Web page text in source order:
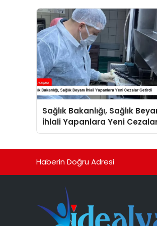
Fırsatları Bir Arada
Sağlık Bakanlığı, Sağlık
İhlali Yapanlara Yeni
Getirdi
Haberin Doğru Adresi